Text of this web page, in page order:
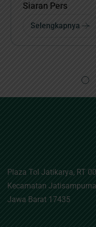
Siaran Pers
Selengkapnya
Plaza Tol Jatikarya, RT
Kecamatan
Jawa Barat 17435